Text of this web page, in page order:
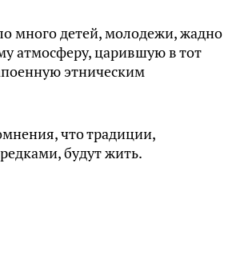
много детей, молодежи, жадно
атмосферу, царившую в тот
этническим
что традиции,
будут жить.